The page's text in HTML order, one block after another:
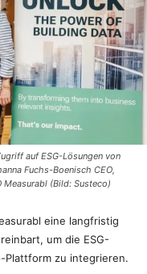
auf ESG-Lösungen von
Fuchs-Boenisch CEO,
Measurabl (Bild: Susteco)
eine langfristig
um die ESG-
Plattform zu integrieren.